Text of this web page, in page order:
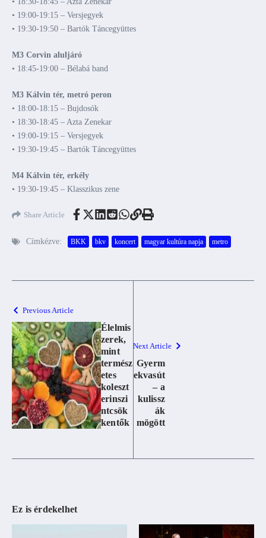
• 19:00-19:15 – Versjegyek
• 19:30-19:50 – Bartók Táncegyüttes
M3 Corvin aluljáró
• 18:45-19:00 – Bélabá band
M3 Kálvin tér, metró peron
• 18:00-18:15 – Bujdosók
• 18:30-18:45 – Azta Zenekar
• 19:00-19:15 – Versjegyek
• 19:30-19:45 – Bartók Táncegyüttes
M4 Kálvin tér, erkély
• 19:30-19:45 – Klasszikus zene
Share Article
Címkézve: BKK bkv koncert magyar kultúra napja metro
Previous Article
Élelmis
zerek,
mint
termész
etes
koleszt
erinszi
ntcsök
kentők
Next Article
Gyerm
ekvasút
– a
kulissz
ák
mögött
Ez is érdekelhet